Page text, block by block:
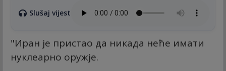
Slušaj vijest
"Иран је пристао да никада неће имати
нуклеарно оружје.